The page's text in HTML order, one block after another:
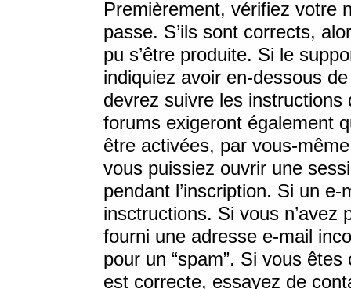
Premièrement, vérifiez votre
passe. S’ils sont corrects,
pu s’être produite. Si le
indiquiez avoir en-dessous
devrez suivre les
forums exigeront également
être activées, par vous-
vous puissiez ouvrir une
pendant l’inscription. Si un
insctructions. Si vous n’avez
fourni une adresse e-mail
pour un “spam”. Si vous
est correcte, essayez de